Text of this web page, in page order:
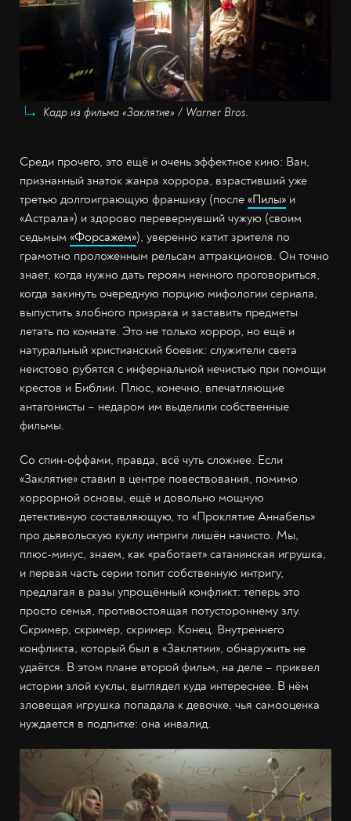
Кадр из фильма «Заклятие» / Warner Bros.
Среди прочего, это ещё и очень эффектное кино: Ван,
признанный знаток жанра хоррора, взрастивший уже
третью долгоиграющую франшизу (после «Пилы» и
«Астрала») и здорово перевернувший чужую (своим
седьмым «Форсажем»), уверенно катит зрителя по
грамотно проложенным рельсам аттракционов. Он точно
знает, когда нужно дать героям немного проговориться,
когда закинуть очередную порцию мифологии сериала,
выпустить злобного призрака и заставить предметы
летать по комнате. Это не только хоррор, но ещё и
натуральный христианский боевик: служители света
неистово рубятся с инфернальной нечистью при помощи
крестов и Библии. Плюс, конечно, впечатляющие
антагонисты – недаром им выделили собственные
фильмы.
Со спин-оффами, правда, всё чуть сложнее. Если
«Заклятие» ставил в центре повествования, помимо
хоррорной основы, ещё и довольно мощную
детективную составляющую, то «Проклятие Аннабель»
про дьявольскую куклу интриги лишён начисто. Мы,
плюс-минус, знаем, как «работает» сатанинская игрушка,
и первая часть серии топит собственную интригу,
предлагая в разы упрощённый конфликт: теперь это
просто семья, противостоящая потустороннему злу.
Скример, скример, скример. Конец. Внутреннего
конфликта, который был в «Заклятии», обнаружить не
удаётся. В этом плане второй фильм, на деле – приквел
истории злой куклы, выглядел куда интереснее. В нём
зловещая игрушка попадала к девочке, чья самооценка
нуждается в подпитке: она инвалид.